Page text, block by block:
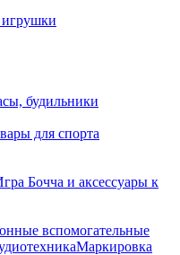
будильники
для спорта
Бочча и аксессуары к
вспомогательные
Маркировка